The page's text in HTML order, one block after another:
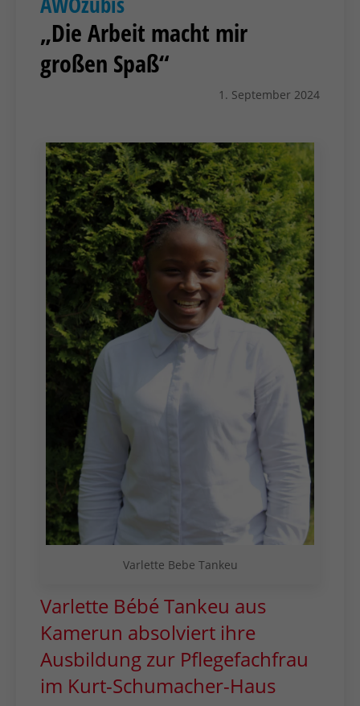
„Die Arbeit macht mir
großen Spaß“
1. September 2024
Varlette Bebe Tankeu
Varlette Bébé Tankeu aus
Kamerun absolviert ihre
Ausbildung zur Pflegefachfrau
im Kurt-Schumacher-Haus